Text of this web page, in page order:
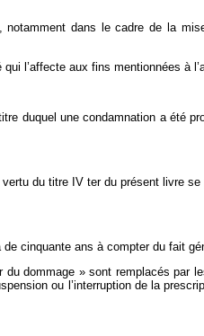
notamment dans le cadre de la
l’affecte aux fins mentionnées à
duquel une condamnation a été
du titre IV ter du présent livre
cinquante ans à compter du fait
du dommage » sont remplacés
ou l’interruption de la